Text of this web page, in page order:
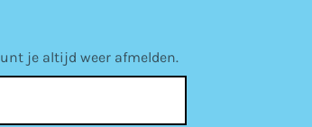
je altijd weer afmelden.